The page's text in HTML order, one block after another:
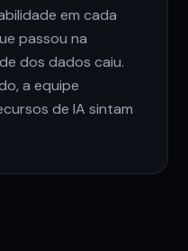
em cada
passou na
dos dados caiu.
a equipe
de IA sintam